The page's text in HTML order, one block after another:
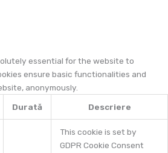
essential for the website to
ensure basic functionalities and
anonymously.
Durată Descriere
This cookie is set by
GDPR Cookie Consent